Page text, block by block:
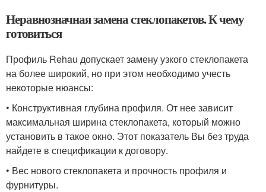
Неравнозначная замена стеклопакетов. К чему
готовиться
Профиль Rehau допускает замену узкого стеклопакета
на более широкий, но при этом необходимо учесть
некоторые нюансы:
• Конструктивная глубина профиля. От нее зависит
максимальная ширина стеклопакета, который можно
установить в такое окно. Этот показатель Вы без труда
найдете в спецификации к договору.
• Вес нового стеклопакета и прочность профиля и
фурнитуры.